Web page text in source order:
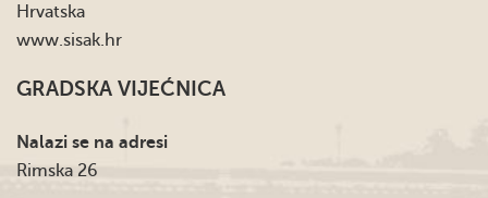
Hrvatska
www.sisak.hr
GRADSKA VIJEĆNICA
Nalazi se na adresi
Rimska 26